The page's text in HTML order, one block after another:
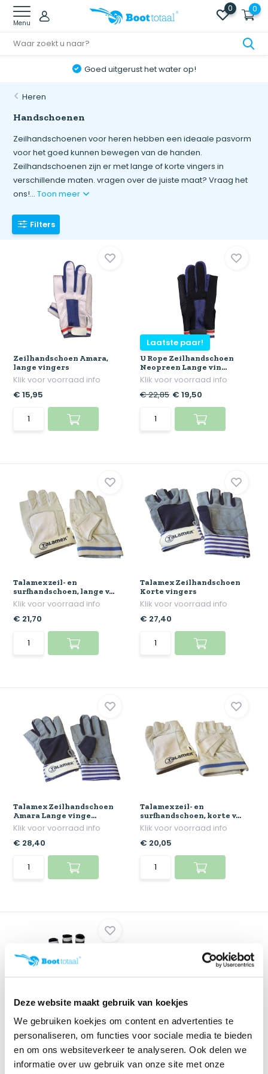
Deze website maakt gebruik van koekjes
We gebruiken koekjes om content en advertenties te
personaliseren, om functies voor sociale media te bieden
en om ons websiteverkeer te analyseren. Ook delen we
informatie over uw gebruik van onze site met onze
Menu
0 0
Goed uitgerust het water op!
Heren
Handschoenen
Zeilhandschoenen voor heren hebben een ideaale pasvorm
voor het goed kunnen bewegen van de handen.
Zeilhandschoenen zijn er met lange of korte vingers in
verschillende maten. vragen over de juiste maat? Vraag het
ons!...Toon meer
Filters
Zeilhandschoen Amara,
lange vingers
Klik voor voorraad info
€ 15,95
Laatste paar!
U Rope Zeilhandschoen
Neopreen Lange vin...
Klik voor voorraad info
€ 22,85 € 19,50
Talamex zeil- en
surfhandschoen, lange v...
Klik voor voorraad info
€ 21,70
Talamex Zeilhandschoen
Korte vingers
Klik voor voorraad info
€ 27,40
Talamex Zeilhandschoen
Amara Lange vinge...
Klik voor voorraad info
€ 28,40
Talamex zeil- en
surfhandschoen, korte v...
Klik voor voorraad info
€ 20,05
Helly Hansen
Zeilhandschoen Korte
vinger...
Klik voor voorraad info